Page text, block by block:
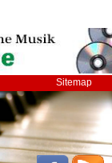
Sitemap